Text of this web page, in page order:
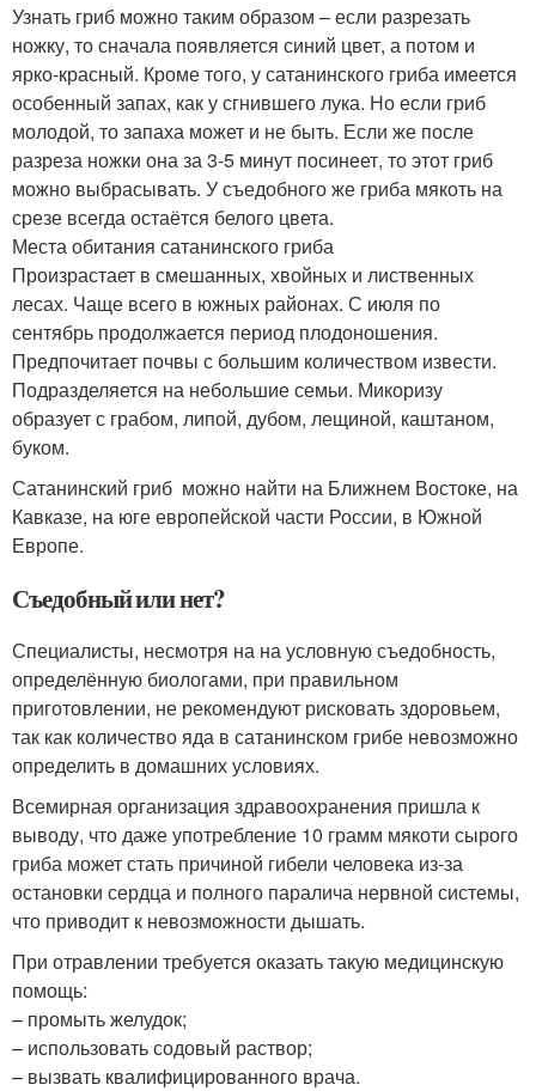
Узнать гриб можно таким образом – если разрезать
ножку, то сначала появляется синий цвет, а потом и
ярко-красный. Кроме того, у сатанинского гриба имеется
особенный запах, как у сгнившего лука. Но если гриб
молодой, то запаха может и не быть. Если же после
разреза ножки она за 3-5 минут посинеет, то этот гриб
можно выбрасывать. У съедобного же гриба мякоть на
срезе всегда остаётся белого цвета.
Места обитания сатанинского гриба
Произрастает в смешанных, хвойных и лиственных
лесах. Чаще всего в южных районах. С июля по
сентябрь продолжается период плодоношения.
Предпочитает почвы с большим количеством извести.
Подразделяется на небольшие семьи. Микоризу
образует с грабом, липой, дубом, лещиной, каштаном,
буком.
Сатанинский гриб можно найти на Ближнем Востоке, на
Кавказе, на юге европейской части России, в Южной
Европе.
Съедобный или нет?
Специалисты, несмотря на на условную съедобность,
определённую биологами, при правильном
приготовлении, не рекомендуют рисковать здоровьем,
так как количество яда в сатанинском грибе невозможно
определить в домашних условиях.
Всемирная организация здравоохранения пришла к
выводу, что даже употребление 10 грамм мякоти сырого
гриба может стать причиной гибели человека из-за
остановки сердца и полного паралича нервной системы,
что приводит к невозможности дышать.
При отравлении требуется оказать такую медицинскую
помощь:
– промыть желудок;
– использовать содовый раствор;
– вызвать квалифицированного врача.